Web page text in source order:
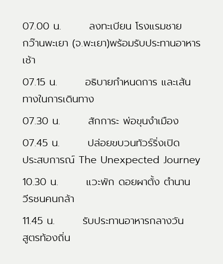
07.00 น. ลงทะเบียน โรงแรมชาย
กว๊านพะเยา (จ.พะเยา)พร้อมรับประทานอาหาร
เช้า
07.15 น. อธิบายกำหนดการ และเส้น
ทางในการเดินทาง
07.30 น. สักการะ พ่อขุนงำเมือง
07.45 น. ปล่อยขบวนทัวร์ริ่งเปิด
ประสบการณ์ The Unexpected Journey
10.30 น. แวะพัก ดอยผาตั้ง ตำนาน
วีรชนคนกล้า
11.45 น. รับประทานอาหารกลางวัน
สูตรท้องถิ่น